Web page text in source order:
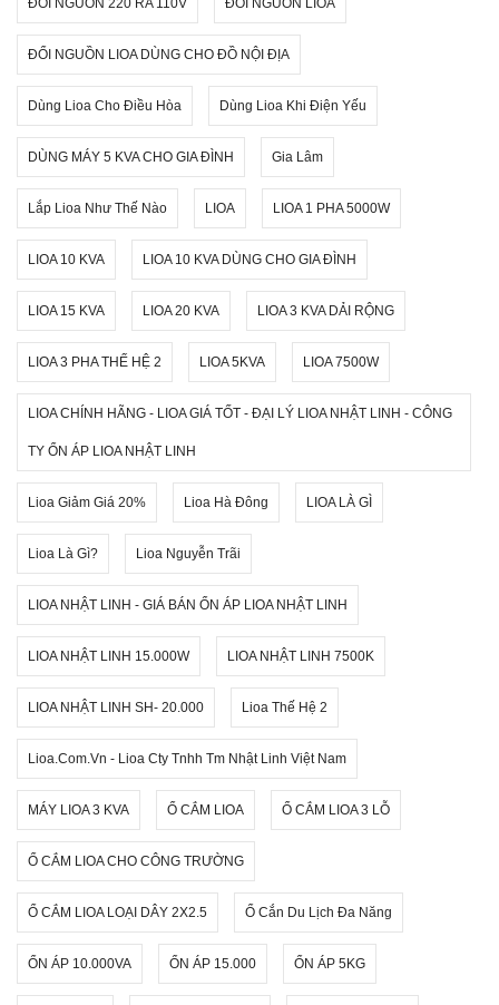
ĐỔI NGUỒN LIOA DÙNG CHO ĐỒ NỘI ĐỊA
Dùng Lioa Cho Điều Hòa Dùng Lioa Khi Điện Yếu
DÙNG MÁY 5 KVA CHO GIA ĐÌNH Gia Lâm
Lắp Lioa Như Thế Nào LIOA LIOA 1 PHA 5000W
LIOA 10 KVA LIOA 10 KVA DÙNG CHO GIA ĐÌNH
LIOA 15 KVA LIOA 20 KVA LIOA 3 KVA DẢI RỘNG
LIOA 3 PHA THẾ HỆ 2 LIOA 5KVA LIOA 7500W
LIOA CHÍNH HÃNG - LIOA GIÁ TỐT - ĐẠI LÝ LIOA NHẬT LINH - CÔNG
TY ỔN ÁP LIOA NHẬT LINH
Lioa Giảm Giá 20% Lioa Hà Đông LIOA LÀ GÌ
Lioa Là Gì? Lioa Nguyễn Trãi
LIOA NHẬT LINH - GIÁ BÁN ỔN ÁP LIOA NHẬT LINH
LIOA NHẬT LINH 15.000W LIOA NHẬT LINH 7500K
LIOA NHẬT LINH SH- 20.000 Lioa Thế Hệ 2
Lioa.com.vn - Lioa Cty Tnhh Tm Nhật Linh Việt Nam
MÁY LIOA 3 KVA Ổ CẮM LIOA Ổ CẮM LIOA 3 LỖ
Ổ CẮM LIOA CHO CÔNG TRƯỜNG
Ổ CẮM LIOA LOẠI DÂY 2X2.5 Ổ Cắn Du Lịch Đa Năng
ỔN ÁP 10.000VA ỔN ÁP 15.000 ỔN ÁP 5KG